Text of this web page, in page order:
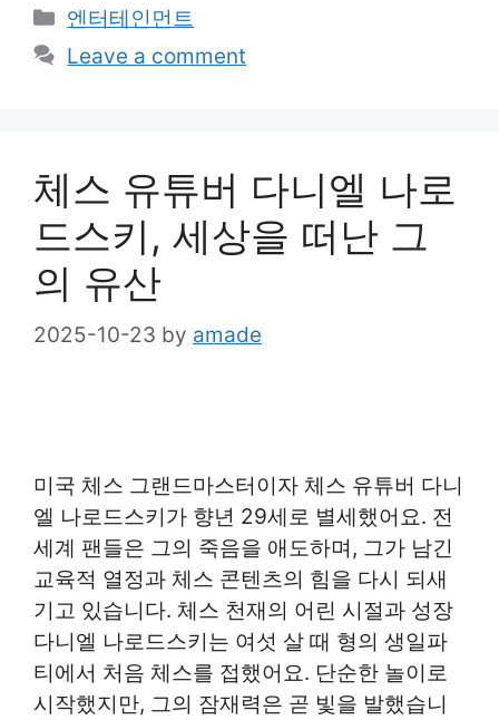
Categories
엔터테인먼트
Leave a comment
체스 유튜버 다니엘 나로
드스키, 세상을 떠난 그
의 유산
2025-10-23 by amade
미국 체스 그랜드마스터이자 체스 유튜버 다니
엘 나로드스키가 향년 29세로 별세했어요. 전
세계 팬들은 그의 죽음을 애도하며, 그가 남긴
교육적 열정과 체스 콘텐츠의 힘을 다시 되새
기고 있습니다. 체스 천재의 어린 시절과 성장
다니엘 나로드스키는 여섯 살 때 형의 생일파
티에서 처음 체스를 접했어요. 단순한 놀이로
시작했지만, 그의 잠재력은 곧 빛을 발했습니